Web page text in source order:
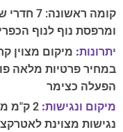
קומה
ומרפסת נוף לנוף הכפרי
יתרונות: מיקום מצוין
במחיר פרטיות מלאה
הפעלה כצימר
מיקום ונגישות:
2 ק"מ
נגישות מצוינת